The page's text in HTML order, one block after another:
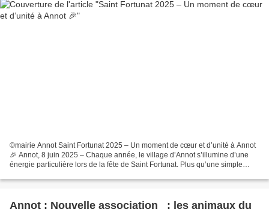
©mairie Annot Saint Fortunat 2025 – Un moment de cœur et d’unité à Annot
🎉 Annot, 8 juin 2025 – Chaque année, le village d’Annot s’illumine d’une
énergie particulière lors de la fête de Saint Fortunat. Plus qu’une simple
Annot : Nouvelle association : les animaux du